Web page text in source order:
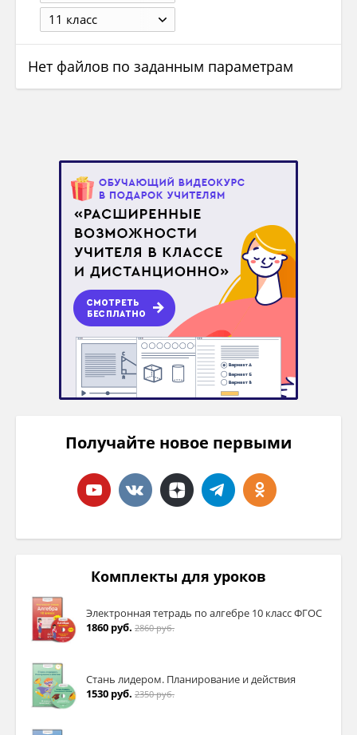
11 класс
Нет файлов по заданным параметрам
Получайте новое первыми
Комплекты для уроков
Электронная тетрадь по алгебре 10 класс ФГОС
1860 руб. 2860 руб.
Стань лидером. Планирование и действия
1530 руб. 2350 руб.